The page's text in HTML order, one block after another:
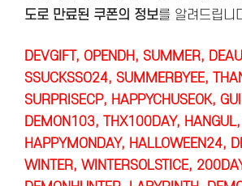
도로 만료된 쿠폰의 정보를 알려드립니
DEVGIFT, OPENDH, SUMMER,
SSUCKSSO24, SUMMERBYEE,
SURPRISECP, HAPPYCHUSEOK,
DEMON103, THX100DAY,
HAPPYMONDAY, HALLOWEEN24,
WINTER, WINTERSOLSTICE,